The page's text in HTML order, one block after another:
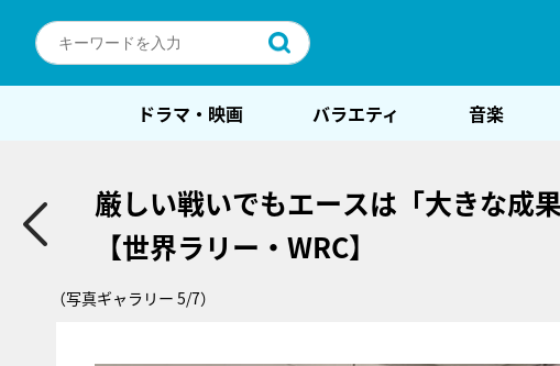
ドラマ・映画 バラエティ 音楽
厳しい戦いでもエースは「大きな
【世界ラリー・WRC】
（写真ギャラリー 5/7）